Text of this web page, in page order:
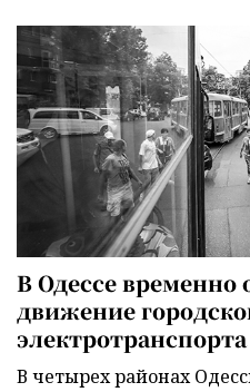
В Одессе временно
движение
электротранспорта
В четырех районах